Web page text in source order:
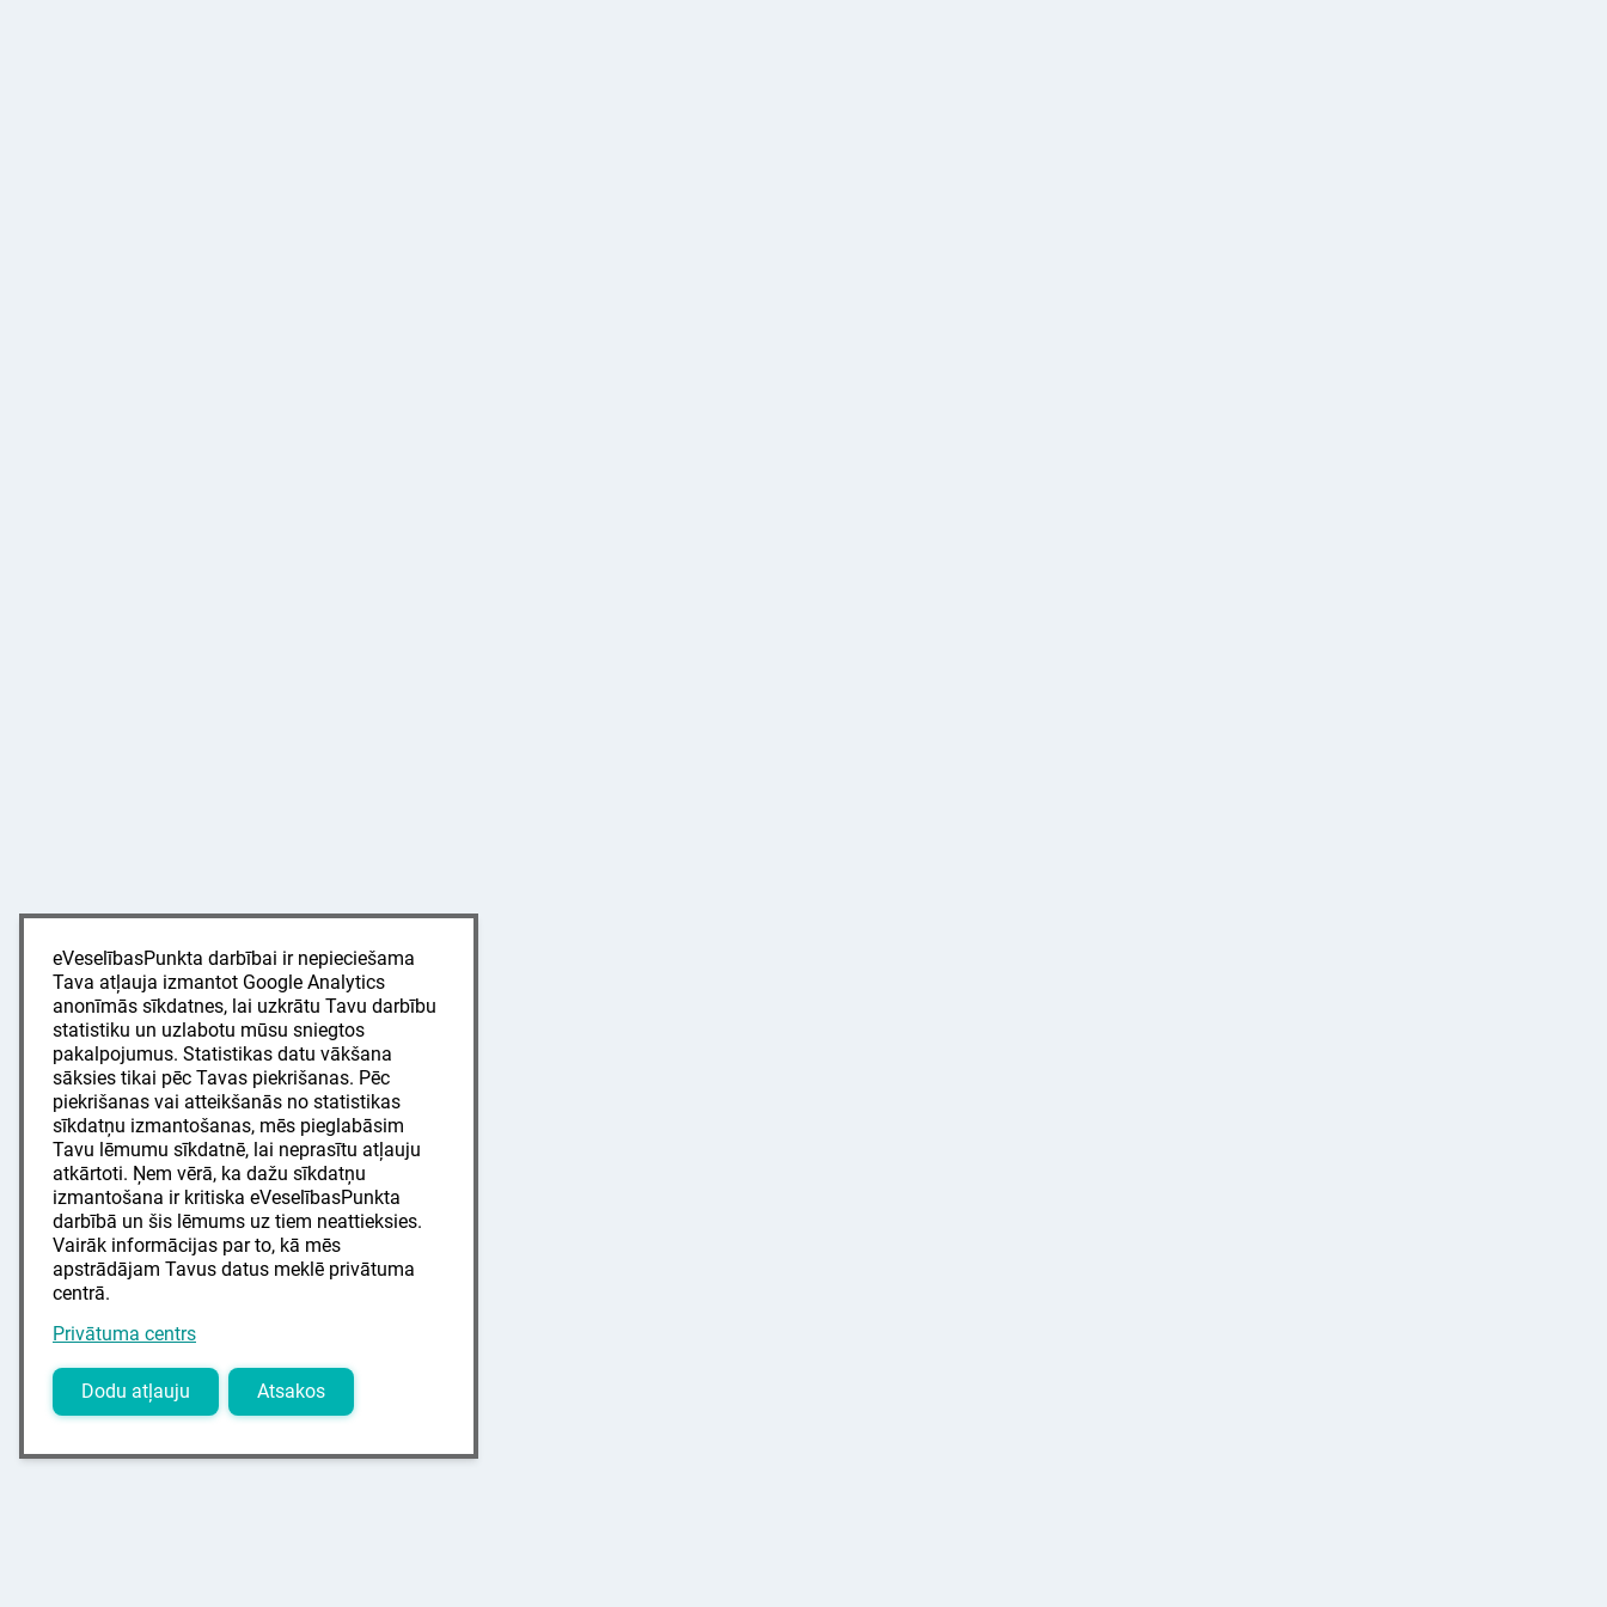
eVeselībasPunkta darbībai ir nepieciešama
Tava atļauja izmantot Google Analytics
anonīmās sīkdatnes, lai uzkrātu Tavu darbību
statistiku un uzlabotu mūsu sniegtos
pakalpojumus. Statistikas datu vākšana
sāksies tikai pēc Tavas piekrišanas. Pēc
piekrišanas vai atteikšanās no statistikas
sīkdatņu izmantošanas, mēs pieglabāsim
Tavu lēmumu sīkdatnē, lai neprasītu atļauju
atkārtoti. Ņem vērā, ka dažu sīkdatņu
izmantošana ir kritiska eVeselībasPunkta
darbībā un šis lēmums uz tiem neattieksies.
Vairāk informācijas par to, kā mēs
apstrādājam Tavus datus meklē privātuma
centrā.
Privātuma centrs
Dodu atļauju Atsakos